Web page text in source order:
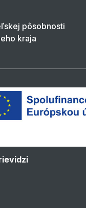
pôsobnosti
kraja